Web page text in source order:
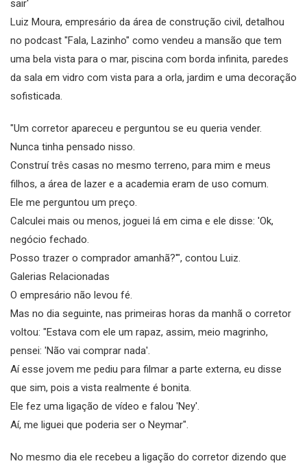
sair'
Luiz Moura, empresário da área de construção civil, detalhou
no podcast "Fala, Lazinho" como vendeu a mansão que tem
uma bela vista para o mar, piscina com borda infinita, paredes
da sala em vidro com vista para a orla, jardim e uma decoração
sofisticada.
"Um corretor apareceu e perguntou se eu queria vender.
Nunca tinha pensado nisso.
Construí três casas no mesmo terreno, para mim e meus
filhos, a área de lazer e a academia eram de uso comum.
Ele me perguntou um preço.
Calculei mais ou menos, joguei lá em cima e ele disse: 'Ok,
negócio fechado.
Posso trazer o comprador amanhã?'", contou Luiz.
Galerias Relacionadas
O empresário não levou fé.
Mas no dia seguinte, nas primeiras horas da manhã o corretor
voltou: "Estava com ele um rapaz, assim, meio magrinho,
pensei: 'Não vai comprar nada'.
Aí esse jovem me pediu para filmar a parte externa, eu disse
que sim, pois a vista realmente é bonita.
Ele fez uma ligação de vídeo e falou 'Ney'.
Aí, me liguei que poderia ser o Neymar".
No mesmo dia ele recebeu a ligação do corretor dizendo que